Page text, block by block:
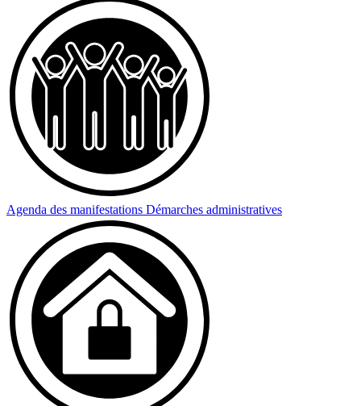
Agenda des manifestations Démarches administratives